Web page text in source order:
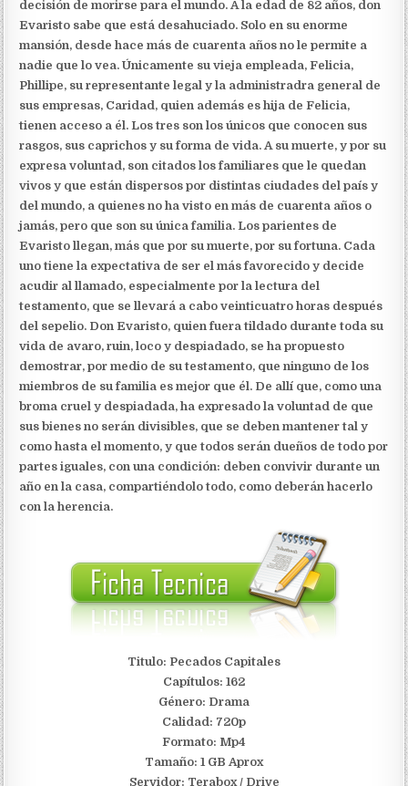
decisión de morirse para el mundo. A la edad de 82 años, don
Evaristo sabe que está desahuciado. Solo en su enorme
mansión, desde hace más de cuarenta años no le permite a
nadie que lo vea. Únicamente su vieja empleada, Felicia,
Phillipe, su representante legal y la administradra general de
sus empresas, Caridad, quien además es hija de Felicia,
tienen acceso a él. Los tres son los únicos que conocen sus
rasgos, sus caprichos y su forma de vida. A su muerte, y por su
expresa voluntad, son citados los familiares que le quedan
vivos y que están dispersos por distintas ciudades del país y
del mundo, a quienes no ha visto en más de cuarenta años o
jamás, pero que son su única familia. Los parientes de
Evaristo llegan, más que por su muerte, por su fortuna. Cada
uno tiene la expectativa de ser el más favorecido y decide
acudir al llamado, especialmente por la lectura del
testamento, que se llevará a cabo veinticuatro horas después
del sepelio. Don Evaristo, quien fuera tildado durante toda su
vida de avaro, ruin, loco y despiadado, se ha propuesto
demostrar, por medio de su testamento, que ninguno de los
miembros de su familia es mejor que él. De allí que, como una
broma cruel y despiadada, ha expresado la voluntad de que
sus bienes no serán divisibles, que se deben mantener tal y
como hasta el momento, y que todos serán dueños de todo por
partes iguales, con una condición: deben convivir durante un
año en la casa, compartiéndolo todo, como deberán hacerlo
con la herencia.
Titulo: Pecados Capitales
Capítulos: 162
Género: Drama
Calidad: 720p
Formato: Mp4
Tamaño: 1 GB Aprox
Servidor: Terabox / Drive